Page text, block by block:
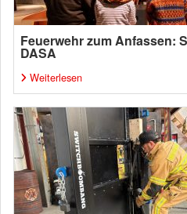
Feuerwehr zum Anfassen:
DASA
Weiterlesen